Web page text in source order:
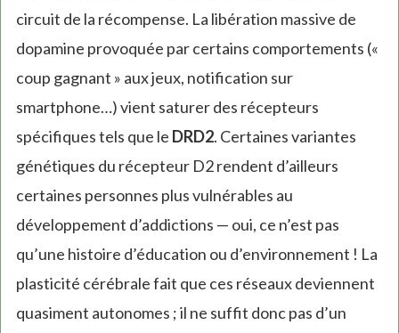
circuit de la récompense. La libération massive de
dopamine provoquée par certains comportements («
coup gagnant » aux jeux, notification sur
smartphone…) vient saturer des récepteurs
spécifiques tels que le DRD2. Certaines variantes
génétiques du récepteur D2 rendent d’ailleurs
certaines personnes plus vulnérables au
développement d’addictions — oui, ce n’est pas
qu’une histoire d’éducation ou d’environnement ! La
plasticité cérébrale fait que ces réseaux deviennent
quasiment autonomes ; il ne suffit donc pas d’un